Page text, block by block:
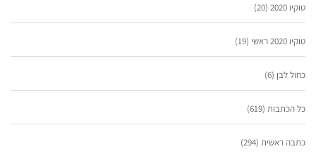
טוקיו 2020 (20)
טוקיו 2020 ראשי (19)
כחול לבן (6)
כל הכתבות (619)
כתבה ראשית (294)